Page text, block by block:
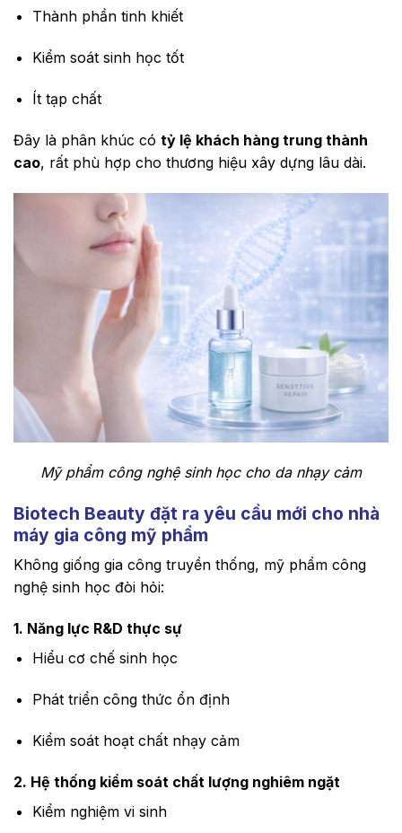
Thành phần tinh khiết
Kiểm soát sinh học tốt
Ít tạp chất
Đây là phân khúc có tỷ lệ khách hàng trung thành
cao, rất phù hợp cho thương hiệu xây dựng lâu dài.
Mỹ phẩm công nghệ sinh học cho da nhạy cảm
Biotech Beauty đặt ra yêu cầu mới cho nhà
máy gia công mỹ phẩm
Không giống gia công truyền thống, mỹ phẩm công
nghệ sinh học đòi hỏi:
1. Năng lực R&D thực sự
Hiểu cơ chế sinh học
Phát triển công thức ổn định
Kiểm soát hoạt chất nhạy cảm
2. Hệ thống kiểm soát chất lượng nghiêm ngặt
Kiểm nghiệm vi sinh